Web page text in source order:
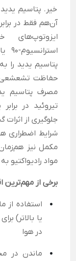
خیر. پتاسیم
پتاسیم یدید را
حفاظت تشعشعی
مصرف پتاسیم
تیروئید در
جلوگیری از
شرایط اضطراری
مکمل نیز
مواد رادیواکتیو
برخی از مهم‌ترین
یا بالاتر)
در هوا
ماندن در